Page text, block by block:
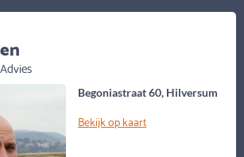
Begoniastraat 60, Hilversum
Bekijk op kaart